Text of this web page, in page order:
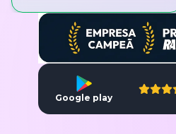
Google play